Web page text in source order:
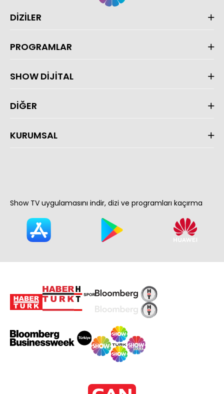
DİZİLER
PROGRAMLAR
SHOW DİJİTAL
DİĞER
KURUMSAL
Show TV uygulamasını indir, dizi ve programları kaçırma